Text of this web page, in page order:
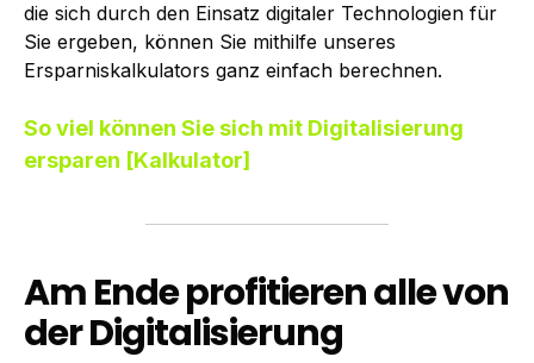
die sich durch den Einsatz digitaler Technologien für
Sie ergeben, können Sie mithilfe unseres
Ersparniskalkulators ganz einfach berechnen.
So viel können Sie sich mit Digitalisierung
ersparen [Kalkulator]
Am Ende profitieren alle von
der Digitalisierung